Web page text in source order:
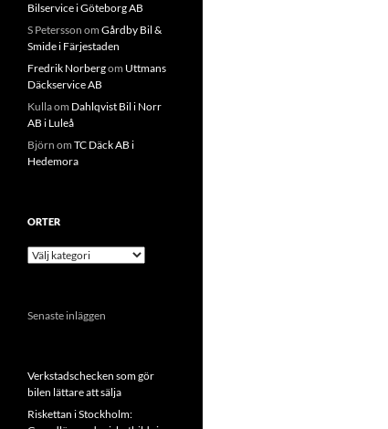
Bilservice i Göteborg AB
S Petersson om Gårdby Bil &
Smide i Färjestaden
Fredrik Norbergom Uttmans
Däckservice AB
Kullaom Dahlqvist Bil i Norr
AB i Luleå
Björn om TC Däck AB i
Hedemora
ORTER
Orter
Senaste inläggen
Verkstadschecken som gör
bilen lättare att sälja
Riskettan i Stockholm: